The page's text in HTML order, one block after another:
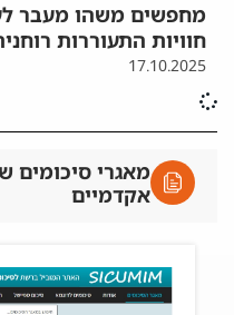
מחפשים משהו מעבר
חוויות התעוררות
17.10.2025
מאגרי סיכומים
אקדמיים